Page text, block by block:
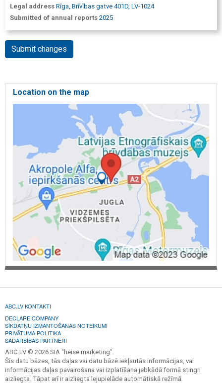
Legal address Rīga, Brīvības gatve 401D, LV-1024
Submitted of annual reports 2025
Submit changes
Location on the map
ABC.LV KONTAKTI
DECLARE COMPANY
SĪKDATŅU IZMANTOŠANAS NOTEIKUMI
PRIVĀTUMA POLITIKA
SADARBĪBAS PARTNERI
ABC.LV © 2026 SIA "heise marketing".
Šīs datu bāzes, tās daļas vai datu bāzē iekļautās informācijas, vai
informācijas daļas pavairošana vai izplatīšana jebkādā formā stingri
aizliegta. Tāpat arī ir aizliegta lejupielāde automātiskā režīmā.